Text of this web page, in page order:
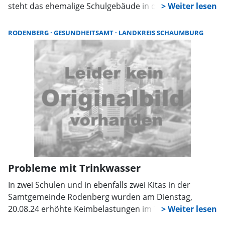
steht das ehemalige Schulgebäude in der
2017 und 2020 ausgearbeitetes Nachfolgekonzept ließ
sich angesichts erheblicher Kostensteigerungen nicht
mehr realisieren; die Rahmenbedingungen für
Bauinvestitionen haben sich insbesondere seit Anfang
2022 deutlich verändert.
RODENBERG GESUNDHEITSAMT LANDKREIS SCHAUMBURG
Probleme mit Trinkwasser
In zwei Schulen und in ebenfalls zwei Kitas in der
Samtgemeinde Rodenberg wurden am Dienstag,
20.08.24 erhöhte Keimbelastungen im Trinkwasser